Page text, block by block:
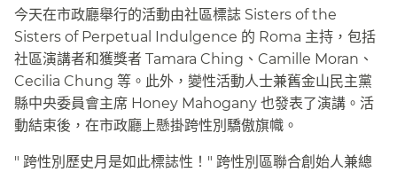
今天在市政廳舉行的活動由社區標誌 Sisters of the
Sisters of Perpetual Indulgence 的 Roma 主持，包括
社區演講者和獲獎者 Tamara Ching、Camille Moran、
Cecilia Chung 等。此外，變性活動人士兼舊金山民主黨
縣中央委員會主席 Honey Mahogany 也發表了演講。活
動結束後，在市政廳上懸掛跨性別驕傲旗幟。​​
" 跨性別歷史月是如此標誌性！" 跨性別區聯合創始人兼總